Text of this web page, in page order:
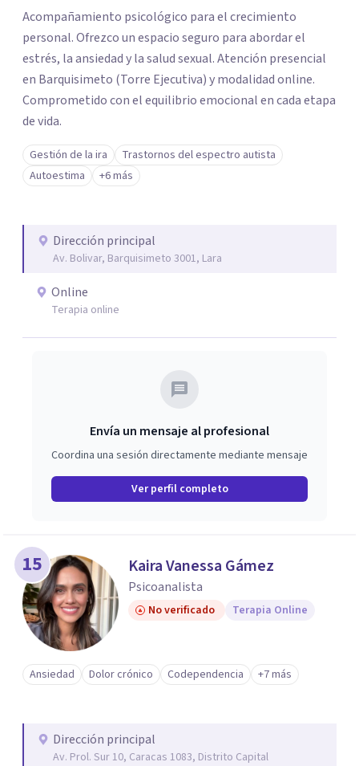
Acompañamiento psicológico para el crecimiento
personal. Ofrezco un espacio seguro para abordar el
estrés, la ansiedad y la salud sexual. Atención presencial
en Barquisimeto (Torre Ejecutiva) y modalidad online.
Comprometido con el equilibrio emocional en cada etapa
de vida.
Gestión de la ira
Trastornos del espectro autista
Autoestima
+6 más
Dirección principal
Av. Bolivar, Barquisimeto 3001, Lara
Online
Terapia online
Envía un mensaje al profesional
Coordina una sesión directamente mediante mensaje
Ver perfil completo
15 Kaira Vanessa Gámez
Psicoanalista
No verificado Terapia Online
Ansiedad Dolor crónico Codependencia +7 más
Dirección principal
Av. Prol. Sur 10, Caracas 1083, Distrito Capital